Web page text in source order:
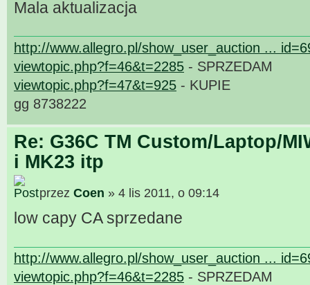
Mala aktualizacja
http://www.allegro.pl/show_user_auction ...
viewtopic.php?f=46&t=2285 - SPRZEDAM
viewtopic.php?f=47&t=925 - KUPIE
gg 8738222
Re: G36C TM Custom/Laptop/
i MK23 itp
przez Coen » 4 lis 2011, o 09:14
low capy CA sprzedane
http://www.allegro.pl/show_user_auction ...
viewtopic.php?f=46&t=2285 - SPRZEDAM